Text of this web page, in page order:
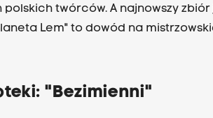
polskich twórców. A najnowszy
Lem" to dowód na
"Bezimienni"